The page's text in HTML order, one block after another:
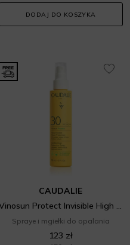
DODAJ DO KOSZYKA
CAUDALIE
Vinosun Protect Invisible High Protection Spray SPF 30
Spraye i mgiełki do opalania
123 zł